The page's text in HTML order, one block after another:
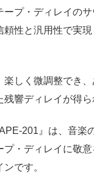
ープ・ディレイの
頼性と汎用性で実
楽しく微調整でき
響ディレイが得ら
201』は、音楽
プ・ディレイに敬
です。